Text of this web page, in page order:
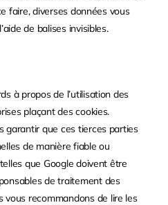
faire, diverses données vous
de balises invisibles.
à propos de l’utilisation des
plaçant des cookies.
garantir que ces tierces parties
de manière fiable ou
que Google doivent être
de traitement des
vous recommandons de lire les